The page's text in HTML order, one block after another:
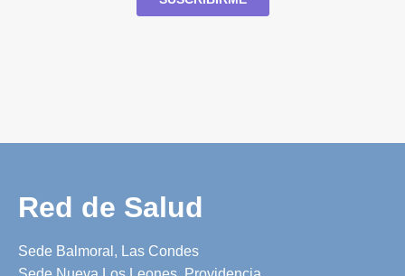
Red de Salud
Sede Balmoral, Las Condes